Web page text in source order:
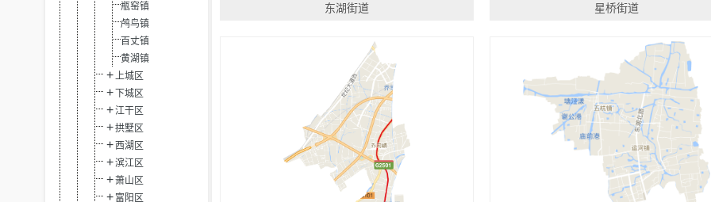
瓶窑镇
鸬鸟镇
百丈镇
黄湖镇
上城区
下城区
江干区
拱墅区
西湖区
滨江区
萧山区
富阳区
东湖街道 星桥街道